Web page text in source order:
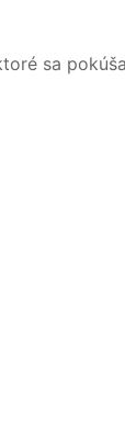
sa